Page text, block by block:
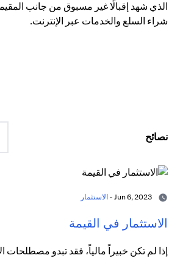
الذي شهد إقبالًا غير مسبوق من جانب
شراء السلع والخدمات عبر الإنترنت.
نصائح
الاستثمار
الاستثمار في القيمة
إذا لم تكن خبيراً مالياً، فقد تبدو مصطلحات